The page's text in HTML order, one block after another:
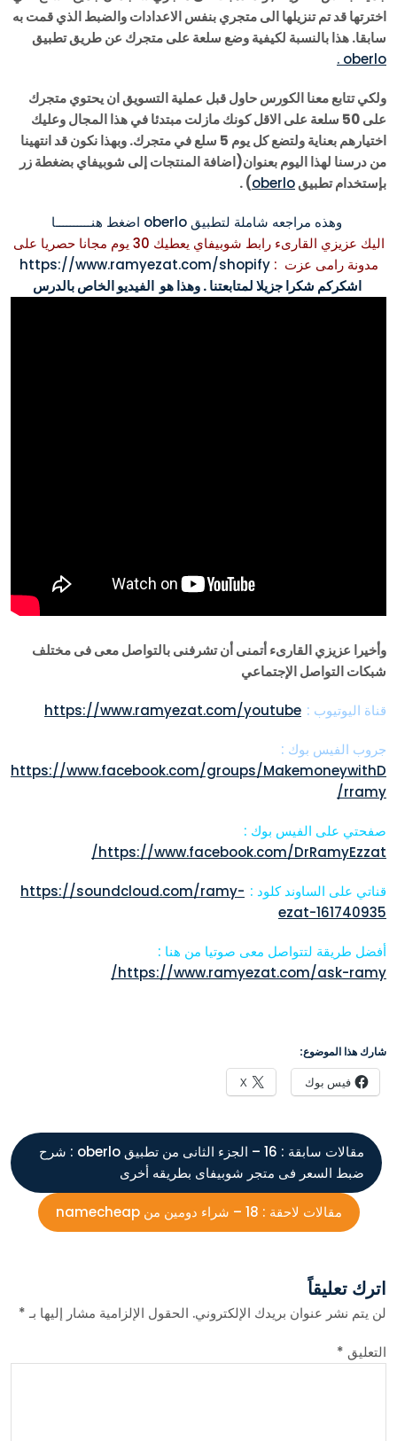
اخترتها قد تم تنزيلها الى متجري بنفس الاعدادات والضبط الذي قمت به
سابقا. هذا بالنسبة لكيفية وضع سلعة على متجرك عن طريق تطبيق
oberlo .
ولكي تتابع معنا الكورس حاول قبل عملية التسويق ان يحتوي متجرك
على 50 سلعة على الاقل كونك مازلت مبتدئا في هذا المجال وعليك
اختيارهم بعناية ولتضع كل يوم 5 سلع في متجرك. وبهذا نكون قد انتهينا
من درسنا لهذا اليوم بعنوان(اضافة المنتجات إلى شوبيفاي بضغطة زر
بإستخدام تطبيقoberlo
) .
وهذه مراجعه شاملة لتطبيق oberlo اضغط هنــــــــــا
اليك عزيزي القارىء رابط شوبيفاي يعطيك 30 يوم مجانا حصريا على
مدونة رامى عزت :
https://www.ramyezat.com/shopify
اشكركم شكرا جزيلا لمتابعتنا . وهذا هو الفيديو الخاص بالدرس
وأخيرا عزيزي القارىء أتمنى أن تشرفنى بالتواصل معى فى مختلف
شبكات التواصل الإجتماعي
قناة اليوتيوب : https://www.ramyezat.com/youtube
جروب الفيس بوك :
https://www.facebook.com/groups/MakemoneywithD
rramy/
صفحتي على الفيس بوك :
https://www.facebook.com/DrRamyEzzat/
قناتي على الساوند كلود : https://soundcloud.com/ramy-
ezat-161740935
أفضل طريقة لتتواصل معى صوتيا من هنا :
https://www.ramyezat.com/ask-ramy/
شارك هذا الموضوع:
فيس بوك X
مقالات سابقة :
16 – الجزء الثانى من تطبيق oberlo : شرح
ضبط السعر فى متجر شوبيفاى بطريقه أخرى
مقالات لاحقة : 18 – شراء دومين من namecheap
اترك تعليقاً
لن يتم نشر عنوان بريدك الإلكتروني. الحقول الإلزامية مشار إليها بـ*
التعليق *